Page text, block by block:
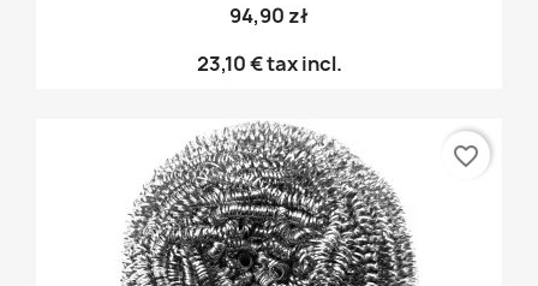
94,90 zł
23,10 €tax incl.
favorite_border